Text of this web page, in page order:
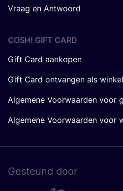
Vraag en Antwoord
COSH! GIFT CARD
Gift Card aankopen
Gift Card ontvangen als winkel
Algemene Voorwaarden voor
Algemene Voorwaarden voor
Gesteund door